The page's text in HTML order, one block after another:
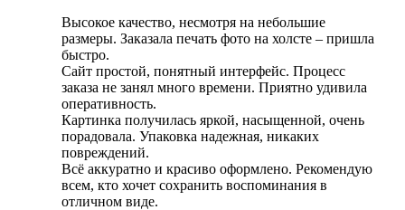
Высокое качество, несмотря на небольшие
размеры. Заказала печать фото на холсте – пришла
быстро.
Сайт простой, понятный интерфейс. Процесс
заказа не занял много времени. Приятно удивила
оперативность.
Картинка получилась яркой, насыщенной, очень
порадовала. Упаковка надежная, никаких
повреждений.
Всё аккуратно и красиво оформлено. Рекомендую
всем, кто хочет сохранить воспоминания в
отличном виде.